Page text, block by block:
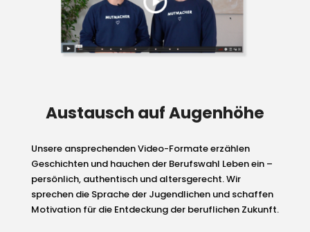
Austausch auf Augenhöhe
Unsere ansprechenden Video-Formate erzählen
Geschichten und hauchen der Berufswahl Leben ein –
persönlich, authentisch und altersgerecht. Wir
sprechen die Sprache der Jugendlichen und schaffen
Motivation für die Entdeckung der beruflichen Zukunft.